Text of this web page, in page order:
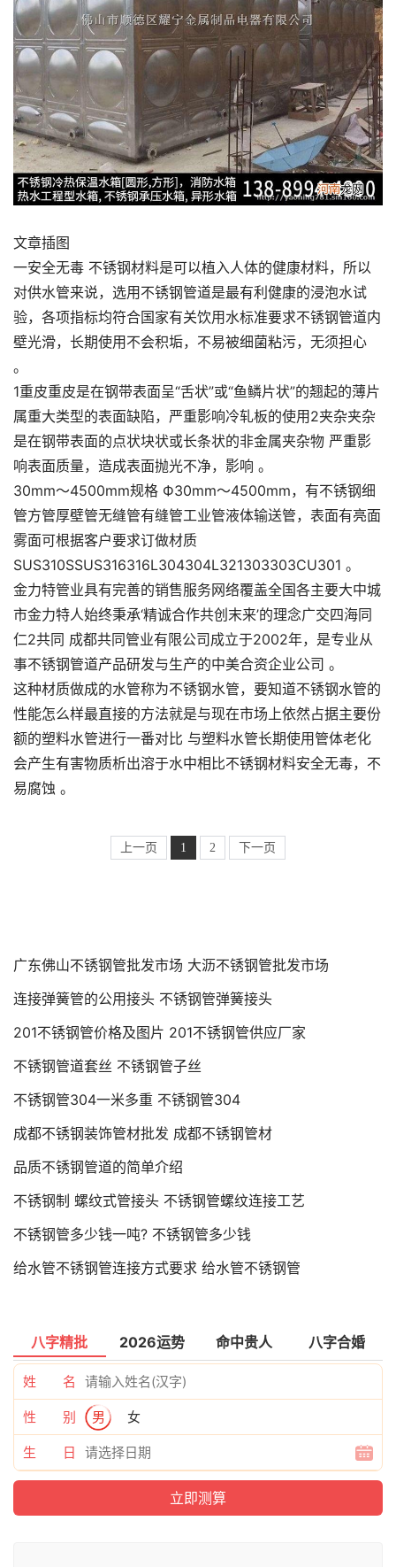
文章插图
一安全无毒 不锈钢材料是可以植入人体的健康材料，所以
对供水管来说，选用不锈钢管道是最有利健康的浸泡水试
验，各项指标均符合国家有关饮用水标准要求不锈钢管道内
壁光滑，长期使用不会积垢，不易被细菌粘污，无须担心
。
1重皮重皮是在钢带表面呈“舌状”或“鱼鳞片状”的翘起的薄片
属重大类型的表面缺陷，严重影响冷轧板的使用2夹杂夹杂
是在钢带表面的点状块状或长条状的非金属夹杂物 严重影
响表面质量，造成表面抛光不净，影响 。
30mm～4500mm规格 Ф30mm～4500mm，有不锈钢细
管方管厚壁管无缝管有缝管工业管液体输送管，表面有亮面
雾面可根据客户要求订做材质
SUS310SSUS316316L304304L321303303CU301 。
金力特管业具有完善的销售服务网络覆盖全国各主要大中城
市金力特人始终秉承‘精诚合作共创末来’的理念广交四海同
仁2共同 成都共同管业有限公司成立于2002年，是专业从
事不锈钢管道产品研发与生产的中美合资企业公司 。
这种材质做成的水管称为不锈钢水管，要知道不锈钢水管的
性能怎么样最直接的方法就是与现在市场上依然占据主要份
额的塑料水管进行一番对比 与塑料水管长期使用管体老化
会产生有害物质析出溶于水中相比不锈钢材料安全无毒，不
易腐蚀 。
上一页 1 2 下一页
广东佛山不锈钢管批发市场 大沥不锈钢管批发市场
连接弹簧管的公用接头 不锈钢管弹簧接头
201不锈钢管价格及图片 201不锈钢管供应厂家
不锈钢管道套丝 不锈钢管子丝
不锈钢管304一米多重 不锈钢管304
成都不锈钢装饰管材批发 成都不锈钢管材
品质不锈钢管道的简单介绍
不锈钢制 螺纹式管接头 不锈钢管螺纹连接工艺
不锈钢管多少钱一吨? 不锈钢管多少钱
给水管不锈钢管连接方式要求 给水管不锈钢管
八字精批 2026运势 命中贵人 八字合婚
姓 名
性 别 男 女
生 日